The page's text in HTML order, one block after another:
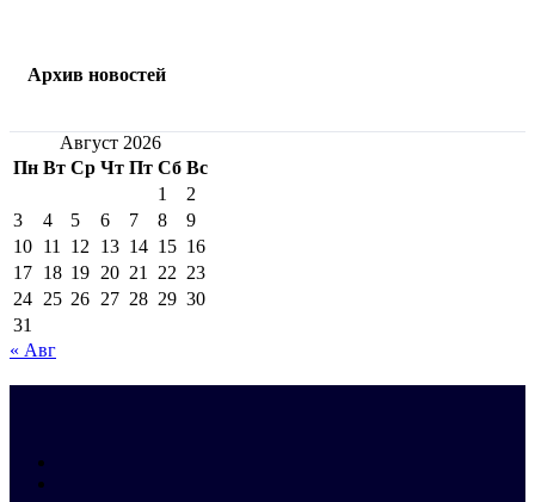
Архив новостей
Август 2026
Пн Вт Ср Чт Пт Сб Вс
1
2
3
4 5 6 7 8
9
10 11 12 13 14 15 16
17 18 19 20 21 22 23
24 25 26 27 28 29 30
31
« Авг